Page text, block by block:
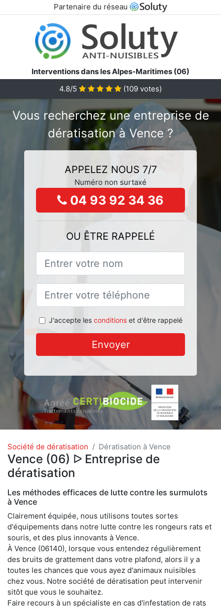
Partenaire du réseau
Interventions dans les Alpes-Maritimes (06)
4.8/5
(109 votes)
Vous recherchez une entreprise de
dératisation à Vence ?
APPELEZ NOUS 7/7
Numéro non surtaxé
04 93 92 34 36
OU ÊTRE RAPPELÉ
J'accepte les conditionset d'être rappelé
Envoyer
Société de dératisation Dératisation à Vence
Vence (06) ᐅ Entreprise de
dératisation
Les méthodes efficaces de lutte contre les surmulots
à Vence
Clairement équipée, nous utilisons toutes sortes
d'équipements dans notre lutte contre les rongeurs rats et
souris, et des plus innovants à Vence.
À Vence (06140), lorsque vous entendez régulièrement
des bruits de grattement dans votre plafond, alors il y a
toutes les chances que vous ayez d'animaux nuisibles
chez vous. Notre société de dératisation peut intervenir
sitôt que vous le souhaitez.
Faire recours à un spécialiste en cas d'infestation de rats